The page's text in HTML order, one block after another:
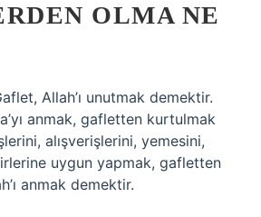
OLMA NE
Allah’ı unutmak demektir.
anmak, gafletten kurtulmak
alışverişlerini, yemesini,
uygun yapmak, gafletten
anmak demektir.